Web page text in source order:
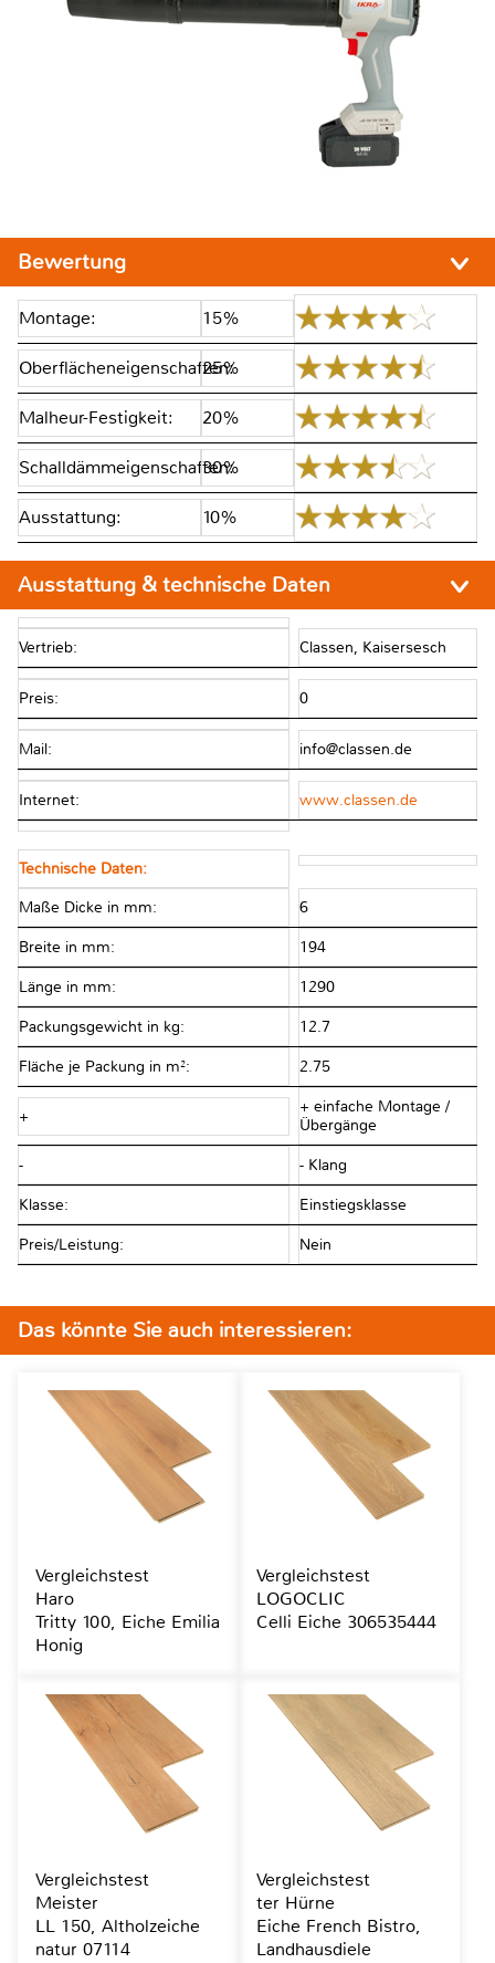
Bewertung
Montage: 15%
Oberflächeneigenschaften:
25%
Malheur-Festigkeit: 20%
Schalldämmeigenschaften:
30%
Ausstattung: 10%
Ausstattung & technische Daten
Vertrieb: Classen, Kaisersesch
Preis: 0
Mail: info@classen.de
Internet: www.classen.de
Technische Daten:
Maße Dicke in mm: 6
Breite in mm: 194
Länge in mm: 1290
Packungsgewicht in kg: 12.7
Fläche je Packung in m²: 2.75
+
+ einfache Montage /
Übergänge
- - Klang
Klasse: Einstiegsklasse
Preis/Leistung: Nein
Das könnte Sie auch interessieren:
Vergleichstest
Haro
Tritty 100, Eiche Emilia
Honig
Vergleichstest
LOGOCLIC
Celli Eiche 306535444
Vergleichstest
Meister
LL 150, Altholzeiche
natur 07114
Vergleichstest
ter Hürne
Eiche French Bistro,
Landhausdiele